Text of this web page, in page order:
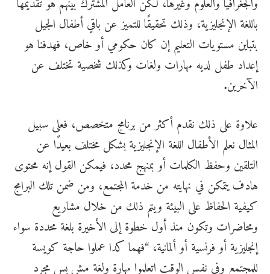
والجغرافيا والعلوم وغيرها، لكن العامل المشترك بينهم هو تقديمها
باللغة الإنجليزية، وذلك تحقيقًا للتميز عن باقي أطفال الجيل
بتباين مستويات التعليم إن كان حكومي أو خاص، فهدفنا هو
إعداد طفل لديه مهارات ولغات وكذلك شخصية تختلف عن
الآخرين.
علاوة على ذلك نقدم أكثر من برنامج متخصص، فعلى سبيل
المثال نعلم الأطفال اللغة الإنجليزية بشكل مختلف بعيدًا عن
التلقين وحفظ الكلمات أو بمنهج محدد، فيمكن القول إنه محتوى
هادف يتمكن في نهايته من خدمة المجتمع، ومن ضمن تلك البرامج
كيفية الحفاظ على البيئة ويتم ذلك من خلال مشاريع
ومحاضرات وتكون منذ أول خطوة إلى الأخيرة بلغة محددة سواء
إنجليزية أو فرنسية أو ألمانية، “فهما كدا عملوا حاجة كويسة
للمجتمع وفي نفس الوقت اتعلموا مهارة ولغة مش بس مجرد